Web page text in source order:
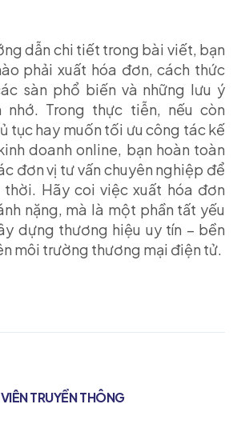
dẫn chi tiết trong bài viết, bạn
phải xuất hóa đơn, cách thức
sàn phổ biến và những lưu ý
nhớ. Trong thực tiễn, nếu còn
tục hay muốn tối ưu công tác kế
doanh online, bạn hoàn toàn
đơn vị tư vấn chuyên nghiệp để
Hãy coi việc xuất hóa đơn
nặng, mà là một phần tất yếu
dựng thương hiệu uy tín – bền
môi trường thương mại điện tử.
TRUYỀN THÔNG